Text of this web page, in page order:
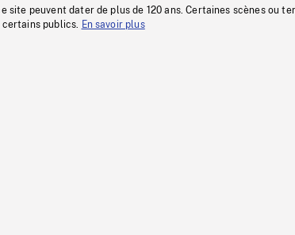
site peuvent dater de plus de 120 ans. Certaines scènes ou
publics. En savoir plus